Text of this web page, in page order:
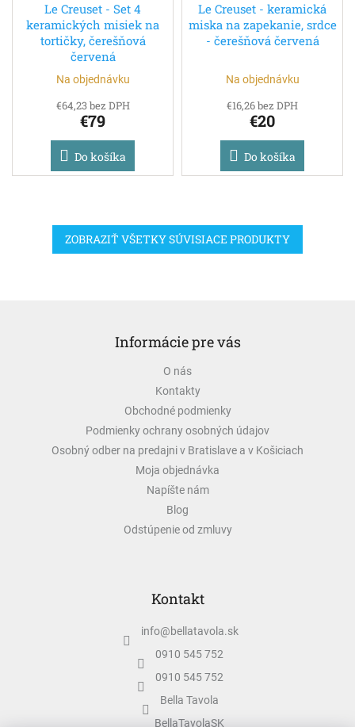
Le Creuset - Set 4
keramických misiek na
tortičky, čerešňová
červená
Na objednávku
€64,23 bez DPH
€79
Do košíka
Le Creuset - keramická
miska na zapekanie, srdce
- čerešňová červená
Na objednávku
€16,26 bez DPH
€20
Do košíka
ZOBRAZIŤ VŠETKY SÚVISIACE PRODUKTY
Informácie pre vás
O nás
Kontakty
Obchodné podmienky
Podmienky ochrany osobných údajov
Osobný odber na predajni v Bratislave a v Košiciach
Moja objednávka
Napíšte nám
Blog
Odstúpenie od zmluvy
Kontakt
info@bellatavola.sk
0910 545 752
0910 545 752
Bella Tavola
BellaTavolaSK